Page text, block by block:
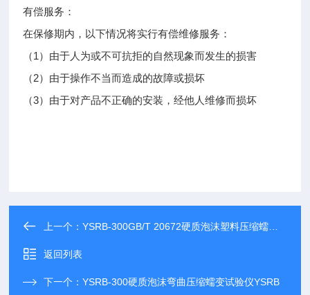
有偿服务：
在保修期内，以下情况将实行有偿维修服务：
（1）由于人为或不可抗拒的自然现象而发生的损害
（2）由于操作不当而造成的故障或损坏
（3）由于对产品不正确的安装，经他人维修而损坏
上一个：YSRB-300GB/T 20672硬质泡沫塑料压缩蠕变测定仪
返回列表
下一个：YSRB-300硬质泡沫弯曲压缩蠕变试验仪YSRB